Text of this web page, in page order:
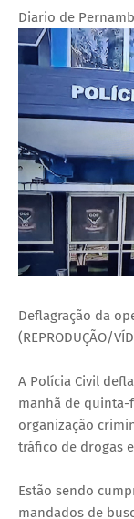
Diario de
Deflagração da
(REPRODUÇÃO/
A Polícia Civil
manhã de quinta-
organização
tráfico de drogas
Estão sendo
mandados de